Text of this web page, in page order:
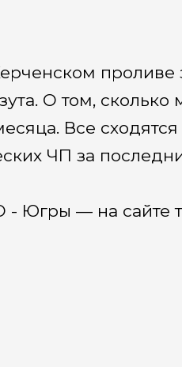
проливе
О том, сколько
Все
ЧП за
Югры — на сайте